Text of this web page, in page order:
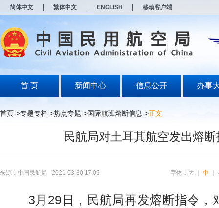
简体中文 繁体中文 ENGLISH 移动客户端
首 页 新闻中心 信息公开 办事
首页->专题专栏->热点专题->国际航班熔断信息->正文
民航局对土耳其航空发出熔断
来源：中国民航局 2021-03-30 17:09 字体： 大 中
3月29日，民航局再发熔断指令，
打
开
无
障
说
按
Alt
开